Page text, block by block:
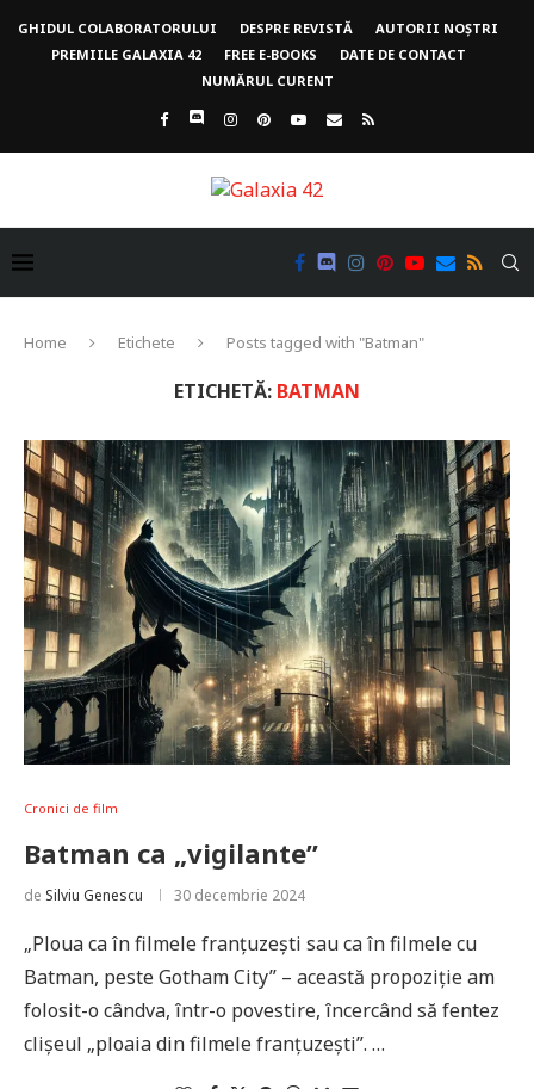
GHIDUL COLABORATORULUI DESPRE REVISTĂ
AUTORII NOȘTRI
PREMIILE GALAXIA 42
FREE E-BOOKS
DATE DE CONTACT
NUMĂRUL CURENT
Home Etichete Posts tagged with "Batman"
ETICHETĂ: BATMAN
Cronici de film
Batman ca „vigilante”
de Silviu Genescu 30 decembrie 2024
„Ploua ca în filmele franțuzești sau ca în filmele cu
Batman, peste Gotham City” – această propoziție am
folosit-o cândva, într-o povestire, încercând să fentez
clișeul „ploaia din filmele franțuzești”. …